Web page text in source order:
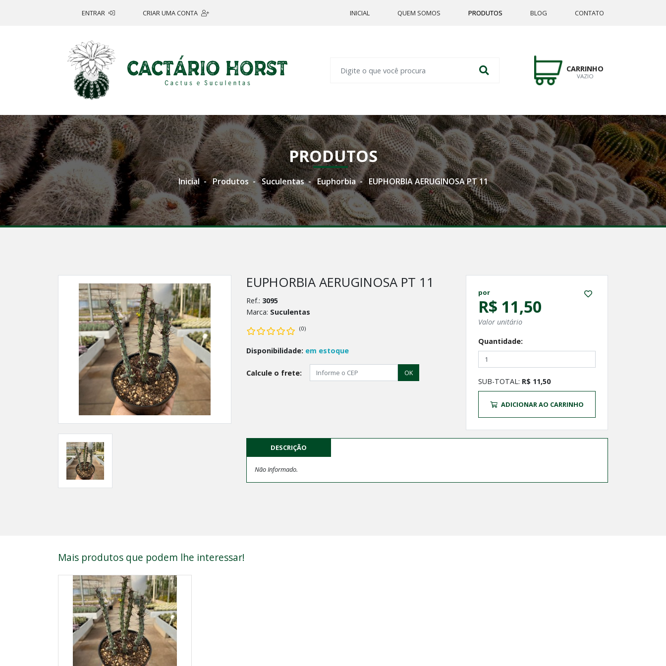
ENTRAR CRIAR UMA CONTA INICIAL QUEM SOMOS PRODUTOS BLOG CONTATO
CARRINHO
VAZIO
PRODUTOS
Inicial Produtos Suculentas Euphorbia EUPHORBIA AERUGINOSA PT 11
EUPHORBIA AERUGINOSA PT 11
Ref.: 3095
Marca: Suculentas
(0)
Disponibilidade: em estoque
Calcule o frete: OK
por
R$ 11,50
Valor unitário
Quantidade:
SUB-TOTAL: R$ 11,50
ADICIONAR AO CARRINHO
DESCRIÇÃO
Não Informado.
Mais produtos que podem lhe interessar!